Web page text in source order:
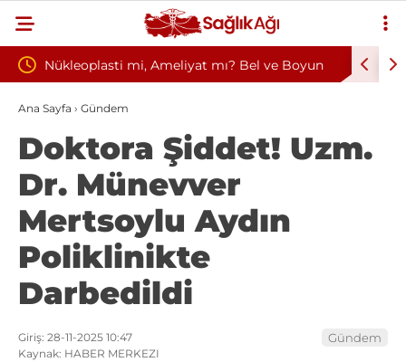
mı? Bel ve Boyun
Seçimi
Kültür ve Turizm Bakanlığı
Ana Sayfa › Gündem
Doktora Şiddet! Uzm.
Dr. Münevver
Mertsoylu Aydın
Poliklinikte
Darbedildi
Giriş: 28-11-2025 10:47
Kaynak: HABER MERKEZI
Gündem